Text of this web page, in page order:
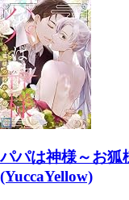
パパは神様～お狐
(YuccaYellow)